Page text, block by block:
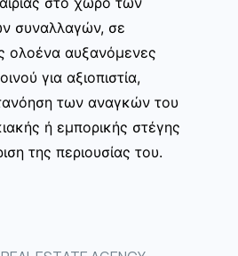
συναλλαγών, σε
ολοένα αυξανόμενες
για αξιοπιστία,
των αναγκών του
ή εμπορικής στέγης
της περιουσίας του.